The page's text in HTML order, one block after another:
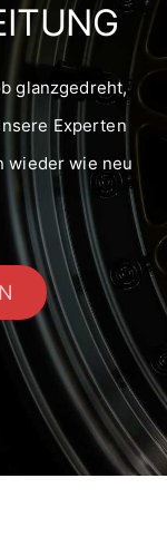
glanzgedreht,
Experten
wieder wie neu